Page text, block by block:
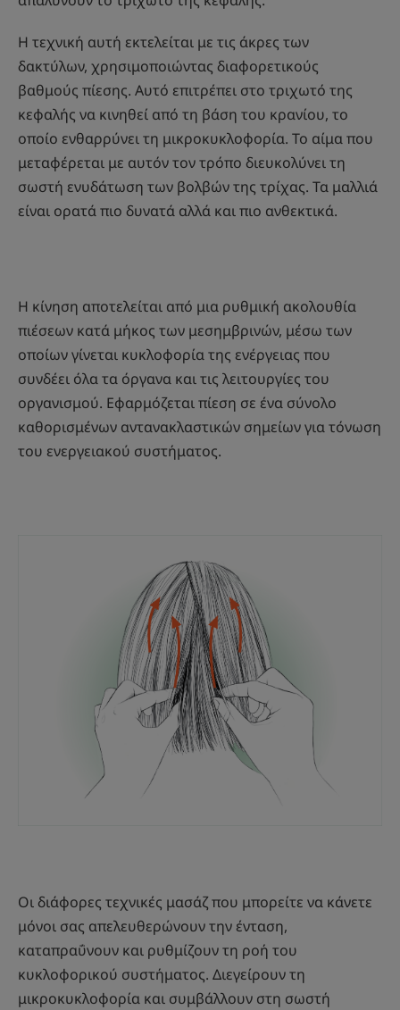
Η τεχνική αυτή εκτελείται με τις άκρες των
δακτύλων, χρησιμοποιώντας διαφορετικούς
βαθμούς πίεσης. Αυτό επιτρέπει στο τριχωτό της
κεφαλής να κινηθεί από τη βάση του κρανίου, το
οποίο ενθαρρύνει τη μικροκυκλοφορία. Το αίμα που
μεταφέρεται με αυτόν τον τρόπο διευκολύνει τη
σωστή ενυδάτωση των βολβών της τρίχας. Τα μαλλιά
είναι ορατά πιο δυνατά αλλά και πιο ανθεκτικά.
Η κίνηση αποτελείται από μια ρυθμική ακολουθία
πιέσεων κατά μήκος των μεσημβρινών, μέσω των
οποίων γίνεται κυκλοφορία της ενέργειας που
συνδέει όλα τα όργανα και τις λειτουργίες του
οργανισμού. Εφαρμόζεται πίεση σε ένα σύνολο
καθορισμένων αντανακλαστικών σημείων για τόνωση
του ενεργειακού συστήματος.
Οι διάφορες τεχνικές μασάζ που μπορείτε να κάνετε
μόνοι σας απελευθερώνουν την ένταση,
καταπραΰνουν και ρυθμίζουν τη ροή του
κυκλοφορικού συστήματος. Διεγείρουν τη
μικροκυκλοφορία και συμβάλλουν στη σωστή